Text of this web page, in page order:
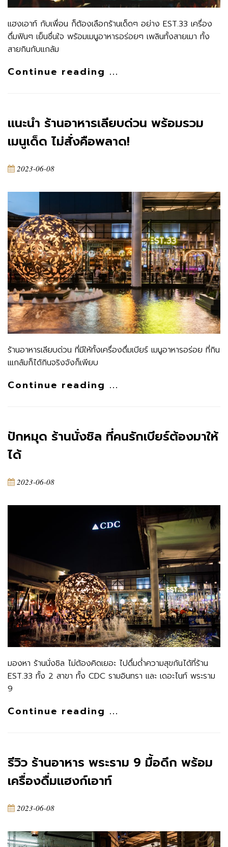
แฮงเอาท์ กับเพื่อน ก็ต้องเลือกร้านเด็ดๆ อย่าง EST.33 เครื่อง
ดื่มฟินๆ เย็นชื่นใจ พร้อมเมนูอาหารอร่อยๆ เพลินทั้งสายเมา ทั้ง
สายกินกับแกล้ม
Continue reading ...
แนะนำ ร้านอาหารเลียบด่วน พร้อมรวม
เมนูเด็ด ไม่สั่งคือพลาด!
2023-06-08
ร้านอาหารเลียบด่วน ที่มีให้ทั้งเครื่องดื่มเบียร์ เมนูอาหารอร่อย ที่กิน
เแกล้มก็ได้กินจริงจังก็เพียบ
Continue reading ...
ปักหมุด ร้านนั่งชิล ที่คนรักเบียร์ต้องมาให้
ได้
2023-06-08
มองหา ร้านนั่งชิล ไม่ต้องคิดเยอะ ไปดื่มด่ำความสุขกันได้ที่ร้าน
EST.33 ทั้ง 2 สาขา ทั้ง CDC รามอินทรา และ เดอะไนท์ พระราม
9
Continue reading ...
รีวิว ร้านอาหาร พระราม 9 มื้อดึก พร้อม
เครื่องดื่มแฮงก์เอาท์
2023-06-08